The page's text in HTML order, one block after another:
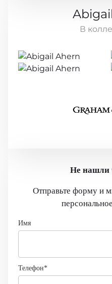
В
Не нашли
Отправьте форму и
Имя
Телефон*